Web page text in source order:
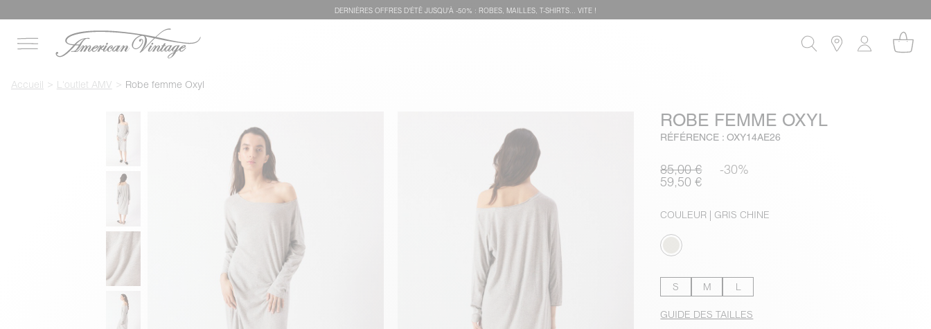
DERNIÈRES OFFRES D'ÉTÊ JUSQU'À -50% : ROBES, MAILLES, T-SHIRTS... VITE !
Accueil L'outlet AMV Robe femme Oxyl
ROBE FEMME OXYL
RÉFÉRENCE : OXY14AE26
85,00 € -30%
59,50 €
COULEUR | GRIS CHINE
S M L
GUIDE DES TAILLES